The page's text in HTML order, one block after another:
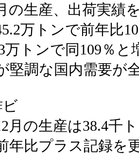
の生産、出荷実績
万トンで前年比
万トンで同109％
堅調な国内需要が
月の生産は38.4千
年比プラス記録を